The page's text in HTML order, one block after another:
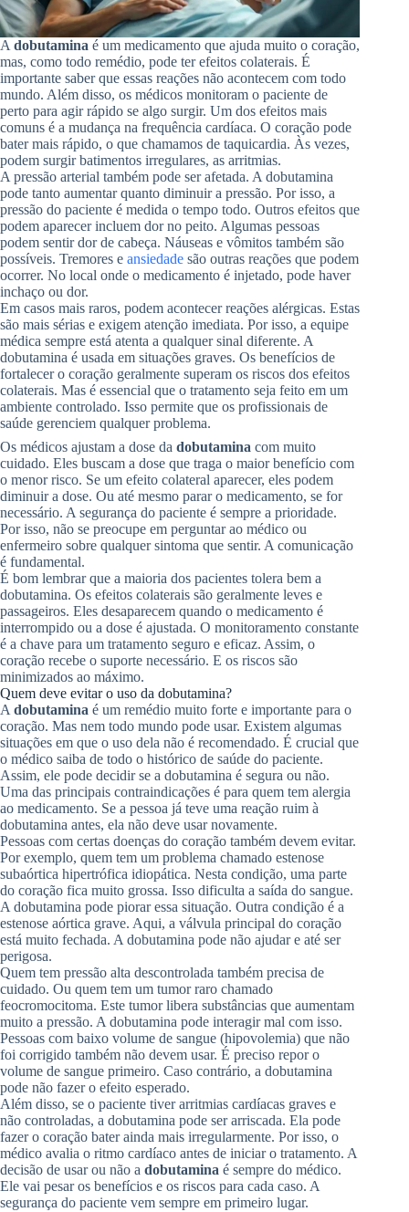
A dobutamina é um medicamento que ajuda muito o coração,
mas, como todo remédio, pode ter efeitos colaterais. É
importante saber que essas reações não acontecem com todo
mundo. Além disso, os médicos monitoram o paciente de
perto para agir rápido se algo surgir. Um dos efeitos mais
comuns é a mudança na frequência cardíaca. O coração pode
bater mais rápido, o que chamamos de taquicardia. Às vezes,
podem surgir batimentos irregulares, as arritmias.
A pressão arterial também pode ser afetada. A dobutamina
pode tanto aumentar quanto diminuir a pressão. Por isso, a
pressão do paciente é medida o tempo todo. Outros efeitos que
podem aparecer incluem dor no peito. Algumas pessoas
podem sentir dor de cabeça. Náuseas e vômitos também são
possíveis. Tremores e ansiedade são outras reações que podem
ocorrer. No local onde o medicamento é injetado, pode haver
inchaço ou dor.
Em casos mais raros, podem acontecer reações alérgicas. Estas
são mais sérias e exigem atenção imediata. Por isso, a equipe
médica sempre está atenta a qualquer sinal diferente. A
dobutamina é usada em situações graves. Os benefícios de
fortalecer o coração geralmente superam os riscos dos efeitos
colaterais. Mas é essencial que o tratamento seja feito em um
ambiente controlado. Isso permite que os profissionais de
saúde gerenciem qualquer problema.
Os médicos ajustam a dose da dobutamina com muito
cuidado. Eles buscam a dose que traga o maior benefício com
o menor risco. Se um efeito colateral aparecer, eles podem
diminuir a dose. Ou até mesmo parar o medicamento, se for
necessário. A segurança do paciente é sempre a prioridade.
Por isso, não se preocupe em perguntar ao médico ou
enfermeiro sobre qualquer sintoma que sentir. A comunicação
é fundamental.
É bom lembrar que a maioria dos pacientes tolera bem a
dobutamina. Os efeitos colaterais são geralmente leves e
passageiros. Eles desaparecem quando o medicamento é
interrompido ou a dose é ajustada. O monitoramento constante
é a chave para um tratamento seguro e eficaz. Assim, o
coração recebe o suporte necessário. E os riscos são
minimizados ao máximo.
Quem deve evitar o uso da dobutamina?
A dobutamina é um remédio muito forte e importante para o
coração. Mas nem todo mundo pode usar. Existem algumas
situações em que o uso dela não é recomendado. É crucial que
o médico saiba de todo o histórico de saúde do paciente.
Assim, ele pode decidir se a dobutamina é segura ou não.
Uma das principais contraindicações é para quem tem alergia
ao medicamento. Se a pessoa já teve uma reação ruim à
dobutamina antes, ela não deve usar novamente.
Pessoas com certas doenças do coração também devem evitar.
Por exemplo, quem tem um problema chamado estenose
subaórtica hipertrófica idiopática. Nesta condição, uma parte
do coração fica muito grossa. Isso dificulta a saída do sangue.
A dobutamina pode piorar essa situação. Outra condição é a
estenose aórtica grave. Aqui, a válvula principal do coração
está muito fechada. A dobutamina pode não ajudar e até ser
perigosa.
Quem tem pressão alta descontrolada também precisa de
cuidado. Ou quem tem um tumor raro chamado
feocromocitoma. Este tumor libera substâncias que aumentam
muito a pressão. A dobutamina pode interagir mal com isso.
Pessoas com baixo volume de sangue (hipovolemia) que não
foi corrigido também não devem usar. É preciso repor o
volume de sangue primeiro. Caso contrário, a dobutamina
pode não fazer o efeito esperado.
Além disso, se o paciente tiver arritmias cardíacas graves e
não controladas, a dobutamina pode ser arriscada. Ela pode
fazer o coração bater ainda mais irregularmente. Por isso, o
médico avalia o ritmo cardíaco antes de iniciar o tratamento. A
decisão de usar ou não a dobutamina é sempre do médico.
Ele vai pesar os benefícios e os riscos para cada caso. A
segurança do paciente vem sempre em primeiro lugar.